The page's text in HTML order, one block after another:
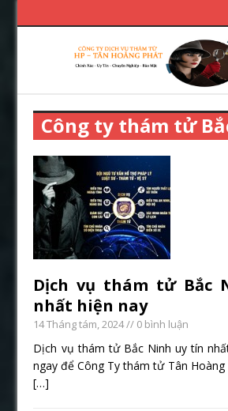
Công ty thám tử
Dịch vụ thám tử Bắc
nhất hiện nay
14 Tháng tám, 2024// 0 bình luận
Dịch vụ thám tử Bắc Ninh uy tín
ngay để Công Ty thám tử Tân
[…]